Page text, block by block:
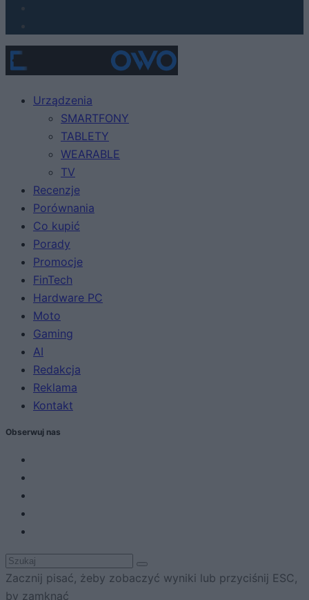
Urządzenia
SMARTFONY
TABLETY
WEARABLE
TV
Recenzje
Porównania
Co kupić
Porady
Promocje
FinTech
Hardware PC
Moto
Gaming
AI
Redakcja
Reklama
Kontakt
Obserwuj nas
Zacznij pisać, żeby zobaczyć wyniki lub przyciśnij ESC,
by zamknąć